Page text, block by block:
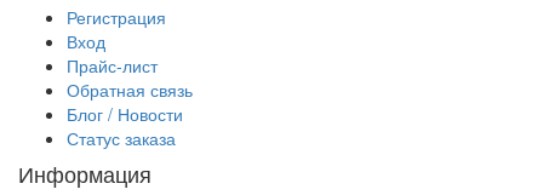
Регистрация
Вход
Прайс-лист
Обратная связь
Блог / Новости
Статус заказа
Информация